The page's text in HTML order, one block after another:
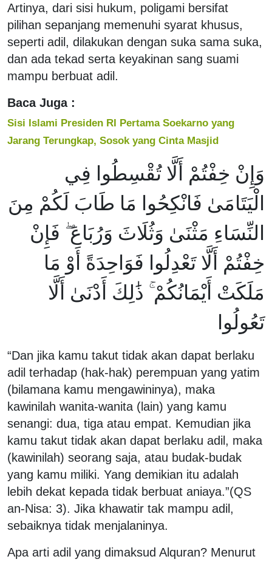
Artinya, dari sisi hukum, poligami bersifat
pilihan sepanjang memenuhi syarat khusus,
seperti adil, dilakukan dengan suka sama suka,
dan ada tekad serta keyakinan sang suami
mampu berbuat adil.
Baca Juga :
Sisi Islami Presiden RI Pertama Soekarno yang
Jarang Terungkap, Sosok yang Cinta Masjid
وَإِنْ خِفْتُمْ أَلَّا تُقْسِطُوا فِي
الْيَتَامَىٰ فَانْكِحُوا مَا طَابَ لَكُمْ مِنَ
النِّسَاءِ مَثْنَىٰ وَثُلَاثَ وَرُبَاعَ ۖ فَإِنْ
خِفْتُمْ أَلَّا تَعْدِلُوا فَوَاحِدَةً أَوْ مَا
مَلَكَتْ أَيْمَانُكُمْ ۚ ذَٰلِكَ أَدْنَىٰ أَلَّا
تَعُولُوا
“Dan jika kamu takut tidak akan dapat berlaku
adil terhadap (hak-hak) perempuan yang yatim
(bilamana kamu mengawininya), maka
kawinilah wanita-wanita (lain) yang kamu
senangi: dua, tiga atau empat. Kemudian jika
kamu takut tidak akan dapat berlaku adil, maka
(kawinilah) seorang saja, atau budak-budak
yang kamu miliki. Yang demikian itu adalah
lebih dekat kepada tidak berbuat aniaya.”(QS
an-Nisa: 3). Jika khawatir tak mampu adil,
sebaiknya tidak menjalaninya.
Apa arti adil yang dimaksud Alquran? Menurut